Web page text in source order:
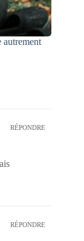
autrement
RÉPONDRE
RÉPONDRE